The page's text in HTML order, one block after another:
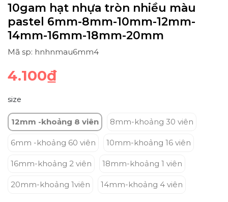
10gam hạt nhựa tròn nhiều màu
pastel 6mm-8mm-10mm-12mm-
14mm-16mm-18mm-20mm
Mã sp: hnhnmau6mm4
4.100₫
size
12mm -khoảng 8 viên 8mm-khoảng 30 viên
6mm -khoảng 60 viên 10mm-khoảng 16 viên
16mm-khoảng 2 viên 18mm-khoảng 1 viên
20mm-khoảng 1viên 14mm-khoảng 4 viên